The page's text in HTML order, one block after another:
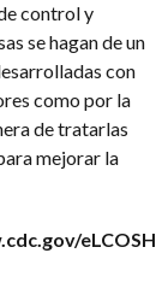
control y
se hagan de un
con
como por la
de tratarlas
mejorar la
eLCOSH